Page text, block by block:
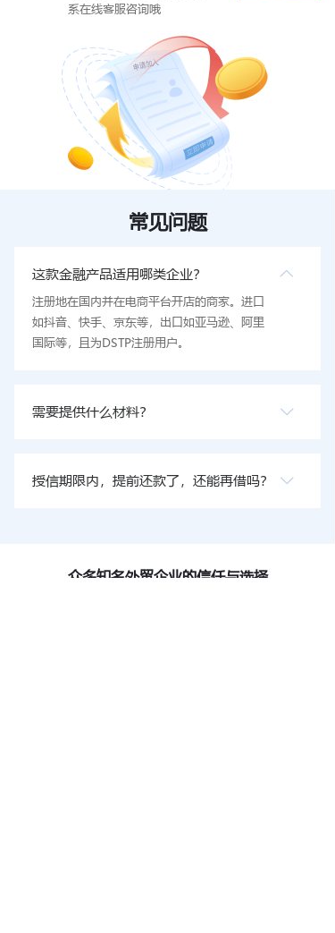
系在线客服咨询哦
常见问题
这款金融产品适用哪类企业？
注册地在国内并在电商平台开店的商家。进口
如抖音、快手、京东等，出口如亚马逊、阿里
国际等，且为DSTP注册用户。
需要提供什么材料？
授信期限内，提前还款了，还能再借吗？
众多知名外贸企业的信任与选择